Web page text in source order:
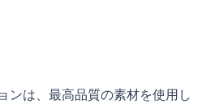
ンは、最高品質の素材を使用し